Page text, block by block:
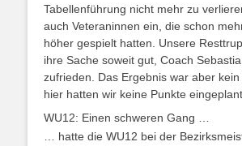
Tabellenführung nicht mehr zu
auch Veteraninnen ein, die schon
höher gespielt hatten. Unsere
ihre Sache soweit gut, Coach
zufrieden. Das Ergebnis war aber
hier hatten wir keine Punkte
WU12: Einen schweren Gang …
… hatte die WU12 bei der